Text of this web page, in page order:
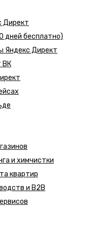
Директ
дней бесплатно)
Яндекс Директ
ВК
и химчистки
квартир
и B2B